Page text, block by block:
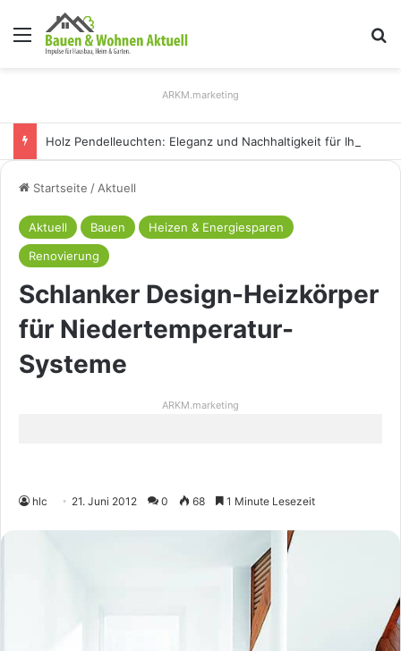
Menü
ARKM.marketing
Startseite / Aktuell
Aktuell Bauen
Heizen & Energiesparen
Renovierung
Schlanker Design-Heizkörper
für Niedertemperatur-
Systeme
ARKM.marketing
hlc 21. Juni 2012 0 68 1 Minute Lesezeit